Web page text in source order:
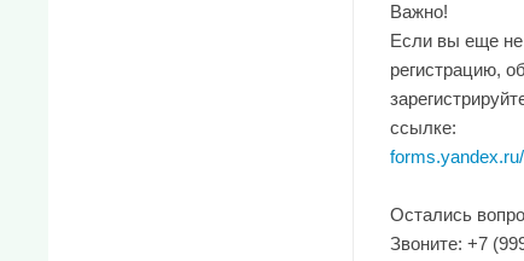
Важно!
Если вы еще
регистрацию,
ссылке:
Остались
Звоните: +7